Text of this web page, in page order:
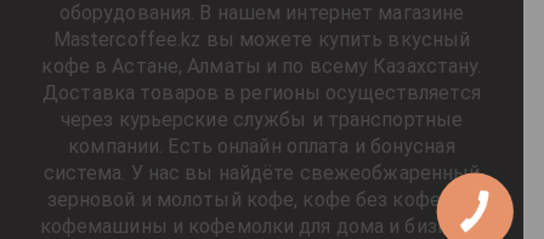
оборудования. В нашем интернет магазине
Mastercoffee.kz вы можете купить вкусный
кофе в Астане, Алматы и по всему Казахстану.
Доставка товаров в регионы осуществляется
через курьерские службы и транспортные
компании. Есть онлайн оплата и бонусная
система. У нас вы найдёте свежеобжаренный
зерновой и молотый кофе, кофе без кофеина,
кофемашины и кофемолки для дома и бизнеса,